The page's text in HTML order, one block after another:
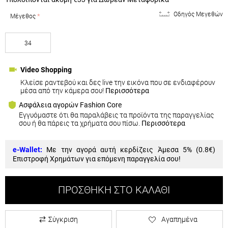
Οδηγός Μεγεθών
Μέγεθος
34
Video Shopping
Κλείσε ραντεβού και δες live την εικόνα που σε ενδιαφέρουν
μέσα από την κάμερα σου! Περισσότερα
Ασφάλεια αγορών Fashion Core
Εγγυόμαστε ότι θα παραλάβεις τα προϊόντα της παραγγελίας
σου ή θα πάρεις τα χρήματα σου πίσω. Περισσότερα
e-Wallet: Με την αγορά αυτή κερδίζεις Άμεσα 5% (0.8€)
Επιστροφή Χρημάτων για επόμενη παραγγελία σου!
ΠΡΟΣΘΉΚΗ ΣΤΟ ΚΑΛΆΘΙ
Σύγκριση Αγαπημένα